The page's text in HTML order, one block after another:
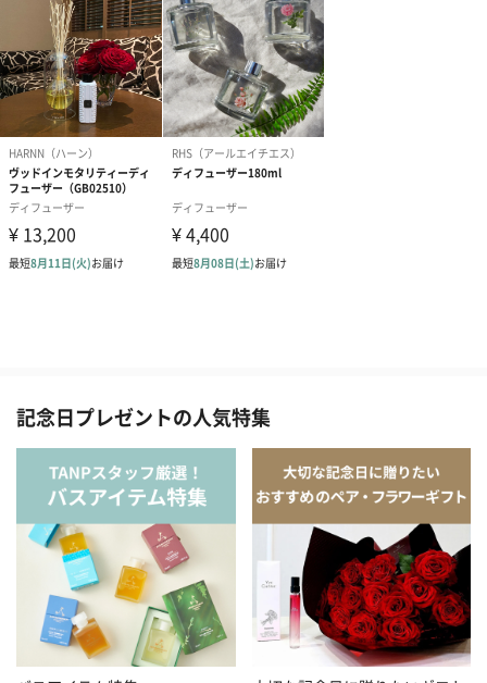
記念日プレゼントの人気特集